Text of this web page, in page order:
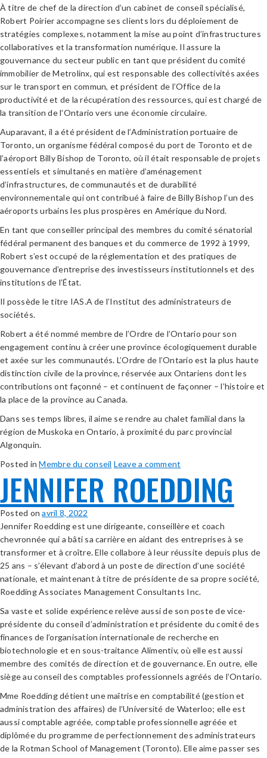
À titre de chef de la direction d’un cabinet de conseil spécialisé,
Robert Poirier accompagne ses clients lors du déploiement de
stratégies complexes, notamment la mise au point d’infrastructures
collaboratives et la transformation numérique. Il assure la
gouvernance du secteur public en tant que président du comité
immobilier de Metrolinx, qui est responsable des collectivités axées
sur le transport en commun, et président de l’Office de la
productivité et de la récupération des ressources, qui est chargé de
la transition de l’Ontario vers une économie circulaire.
Auparavant, il a été président de l’Administration portuaire de
Toronto, un organisme fédéral composé du port de Toronto et de
l’aéroport Billy Bishop de Toronto, où il était responsable de projets
essentiels et simultanés en matière d’aménagement
d’infrastructures, de communautés et de durabilité
environnementale qui ont contribué à faire de Billy Bishop l’un des
aéroports urbains les plus prospères en Amérique du Nord.
En tant que conseiller principal des membres du comité sénatorial
fédéral permanent des banques et du commerce de 1992 à 1999,
Robert s’est occupé de la réglementation et des pratiques de
gouvernance d’entreprise des investisseurs institutionnels et des
institutions de l’État.
Il possède le titre IAS.A de l’Institut des administrateurs de
sociétés.
Robert a été nommé membre de l’Ordre de l’Ontario pour son
engagement continu à créer une province écologiquement durable
et axée sur les communautés. L’Ordre de l’Ontario est la plus haute
distinction civile de la province, réservée aux Ontariens dont les
contributions ont façonné – et continuent de façonner – l’histoire et
la place de la province au Canada.
Dans ses temps libres, il aime se rendre au chalet familial dans la
région de Muskoka en Ontario, à proximité du parc provincial
Algonquin.
Posted inMembre du conseil Leave a comment
JENNIFER ROEDDING
Posted onavril 8, 2022
Jennifer Roedding est une dirigeante, conseillère et coach
chevronnée qui a bâti sa carrière en aidant des entreprises à se
transformer et à croître. Elle collabore à leur réussite depuis plus de
25 ans – s’élevant d’abord à un poste de direction d’une société
nationale, et maintenant à titre de présidente de sa propre société,
Roedding Associates Management Consultants Inc.
Sa vaste et solide expérience relève aussi de son poste de vice-
présidente du conseil d’administration et présidente du comité des
finances de l’organisation internationale de recherche en
biotechnologie et en sous-traitance Alimentiv, où elle est aussi
membre des comités de direction et de gouvernance. En outre, elle
siège au conseil des comptables professionnels agréés de l’Ontario.
Mme Roedding détient une maîtrise en comptabilité (gestion et
administration des affaires) de l’Université de Waterloo; elle est
aussi comptable agréée, comptable professionnelle agréée et
diplômée du programme de perfectionnement des administrateurs
de la Rotman School of Management (Toronto). Elle aime passer ses